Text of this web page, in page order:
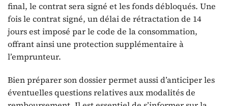
final, le contrat sera signé et les fonds débloqués. Une
fois le contrat signé, un délai de rétractation de 14
jours est imposé par le code de la consommation,
offrant ainsi une protection supplémentaire à
l’emprunteur.
Bien préparer son dossier permet aussi d’anticiper les
éventuelles questions relatives aux modalités de